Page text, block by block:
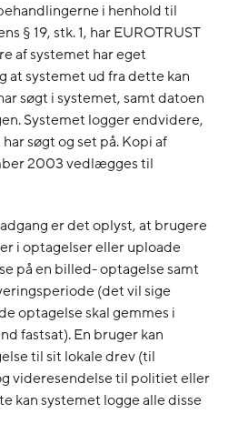
i henhold til
§ 19, stk. 1, har EUROTRUST
af systemet har eget
at systemet ud fra dette kan
søgt i systemet, samt datoen
Systemet logger endvidere,
søgt og set på. Kopi af
2003 vedlægges til
er det oplyst, at brugere
i optagelser eller uploade
på en billed- optagelse samt
(det vil sige
optagelse skal gemmes i
fastsat). En bruger kan
til sit lokale drev (til
videresendelse til politiet eller
kan systemet logge alle disse